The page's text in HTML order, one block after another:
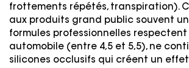
frottements répétés, transpiration).
aux produits grand public souvent
formules professionnelles respectent
automobile (entre 4,5 et 5,5), ne
silicones occlusifs qui créent un